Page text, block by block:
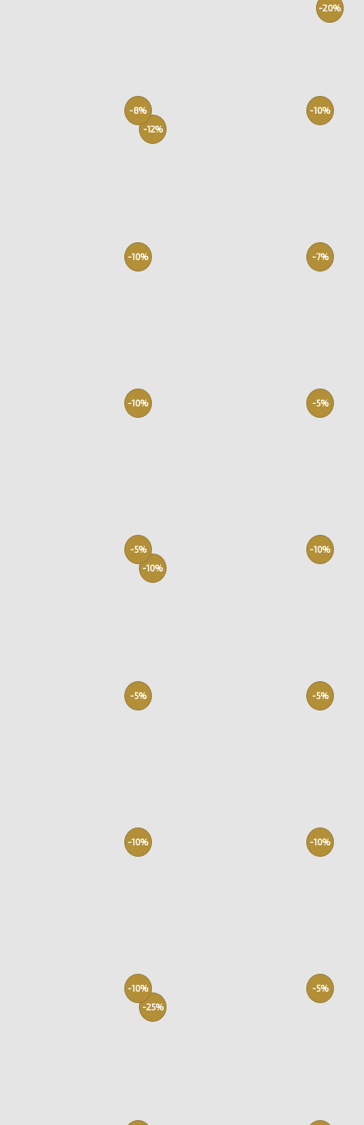
-20%
-8%
-12%
-10%
-10% -7%
-10% -5%
-5%
-10%
-10%
-5% -5%
-10% -10%
-10%
-25%
-5%